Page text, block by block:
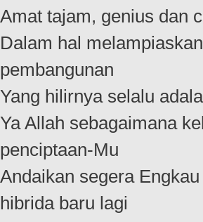
Amat tajam, genius dan
Dalam hal melampiaskan
pembangunan
Yang hilirnya selalu
Ya Allah sebagaimana
penciptaan-Mu
Andaikan segera
hibrida baru lagi